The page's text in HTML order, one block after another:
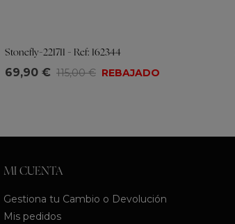
Tallas
Stonefly-221711 - Ref: 162344
69,90 € 115,00 € REBAJADO
MI CUENTA
Gestiona tu Cambio o Devolución
Mis pedidos